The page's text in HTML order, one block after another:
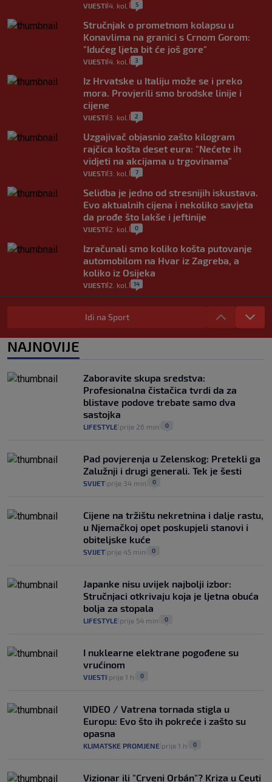
VIJESTI 4. kol. 5
Stručnjak o prometnom kolapsu u
Konavlima na granici s Crnom Gorom:
"Idućeg ljeta bit će još gore"
VIJESTI 4. kol. 3
Iz Hrvatske u Italiju može se i preko
mora. Provjerili smo brodske linije i
cijene
VIJESTI 3. kol. 2
Uzgajivač objasnio zašto kilogram
rajčica košta deset eura: "Nećete ih
vidjeti na akcijama u trgovinama"
VIJESTI 3. kol. 7
Selidba je jedno od stresnijih iskustava.
Evo aktualnih cijena i nekoliko savjeta
da prođe što lakše i jeftinije
VIJESTI 2. kol. 0
Izračunali smo koliko košta putovanje
automobilom na Hvar iz Zagreba, a
koliko iz Osijeka
VIJESTI 2. kol. 14
"Kći je otišla na more, a zaboravila
zdravstvenu iskaznicu". Kakva su prava
pacijenata izvan mjesta prebivališta?
1
Plenković na 15 dana ukine mjere: "Ne bi
se dogodilo ništa. Vlada se zaljubila u te
intervencije"
30. srp. 25
Idi na Sport
NAJNOVIJE
Zaboravite skupa sredstva:
Profesionalna čistačica tvrdi da za
blistave podove trebate samo dva
sastojka
LIFESTYLE prije 26 min 0
Pad povjerenja u Zelenskog: Pretekli ga
Zalužnji i drugi generali. Tek je šesti
SVIJET prije 34 min 0
Cijene na tržištu nekretnina i dalje rastu,
u Njemačkoj opet poskupjeli stanovi i
obiteljske kuće
SVIJET prije 45 min 0
Japanke nisu uvijek najbolji izbor:
Stručnjaci otkrivaju koja je ljetna obuća
bolja za stopala
LIFESTYLE prije 54 min 0
I nuklearne elektrane pogođene su
vrućinom
VIJESTI prije 1 h 0
VIDEO / Vatrena tornada stigla u
Europu: Evo što ih pokreće i zašto su
opasna
KLIMATSKE PROMJENE prije 1 h 0
Vizionar ili "Crveni Orbán"? Kriza u Ceuti